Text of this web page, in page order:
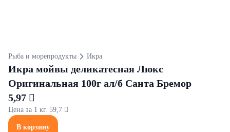
Рыба и морепродукты Икра
Икра мойвы деликатесная Люкс
Оригинальная 100г ал/б Санта Бремор
5,97 
Цена за 1 кг. 59,7 
В корзину